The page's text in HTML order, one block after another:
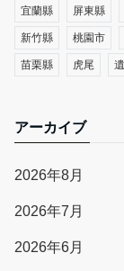
宜蘭縣 屏東縣
新竹縣 桃園市
苗栗縣 虎尾
アーカイブ
2026年8月
2026年7月
2026年6月